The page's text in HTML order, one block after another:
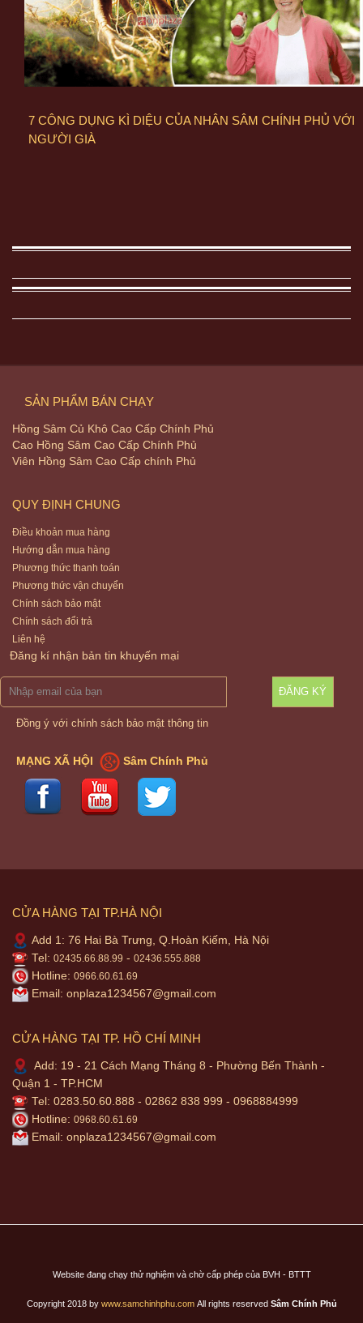
7 CÔNG DỤNG KÌ DIỆU CỦA NHÂN SÂM CHÍNH PHỦ VỚI
NGƯỜI GIÀ
SẢN PHẨM BÁN CHẠY
Hồng Sâm Củ Khô Cao Cấp Chính Phủ
Cao Hồng Sâm Cao Cấp Chính Phủ
Viên Hồng Sâm Cao Cấp chính Phủ
QUY ĐỊNH CHUNG
Điều khoản mua hàng
Hướng dẫn mua hàng
Phương thức thanh toán
Phương thức vận chuyển
Chính sách bảo mật
Chính sách đổi trả
Liên hệ
Đăng kí nhận bản tin khuyến mại
ĐĂNG KÝ
Đồng ý với chính sách bảo mật thông tin
MẠNG XÃ HỘI Sâm Chính Phủ
CỬA HÀNG TẠI TP.HÀ NỘI
Add 1: 76 Hai Bà Trưng, Q.Hoàn Kiếm, Hà Nội
Tel: 02435.66.88.99 - 02436.555.888
Hotline: 0966.60.61.69
Email: onplaza1234567@gmail.com
CỬA HÀNG TẠI TP. HỒ CHÍ MINH
Add: 19 - 21 Cách Mạng Tháng 8 - Phường Bến Thành -
Quận 1 - TP.HCM
Tel: 0283.50.60.888 - 02862 838 999 - 0968884999
Hotline: 0968.60.61.69
Email: onplaza1234567@gmail.com
Website đang chạy thử nghiệm và chờ cấp phép của BVH - BTTT
Copyright 2018 by www.samchinhphu.comAll rights reserved Sâm Chính Phủ